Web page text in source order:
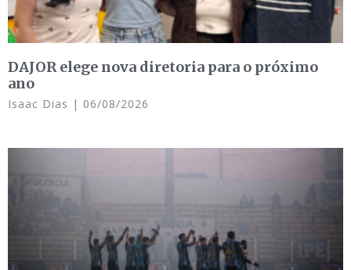
DAJOR elege nova diretoria para o próximo
ano
Isaac Dias 06/08/2026